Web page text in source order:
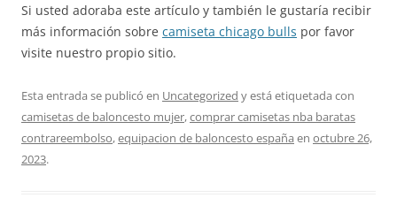
Si usted adoraba este artículo y también le gustaría recibir
más información sobre camiseta chicago bulls por favor
visite nuestro propio sitio.
Esta entrada se publicó en Uncategorized y está etiquetada con
camisetas de baloncesto mujer,comprar camisetas nba baratas
contrareembolso,equipacion de baloncesto españa en octubre 26,
2023.